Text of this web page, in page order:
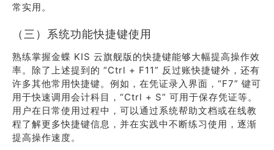
常实用。
（三）系统功能快捷键使用
熟练掌握金蝶 KIS 云旗舰版的快捷键能够大幅提高操作效
率。除了上述提到的 “Ctrl + F11” 反过账快捷键外，还有
许多其他常用快捷键。例如，在凭证录入界面，“F7” 键可
用于快速调用会计科目，“Ctrl + S” 可用于保存凭证等。
用户在日常使用过程中，可以通过系统帮助文档或在线教
程了解更多快捷键信息，并在实践中不断练习使用，逐渐
提高操作速度。